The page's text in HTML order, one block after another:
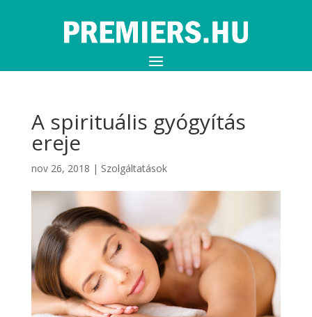
A spirituális gyógyítás
ereje
nov 26, 2018 | Szolgáltatások